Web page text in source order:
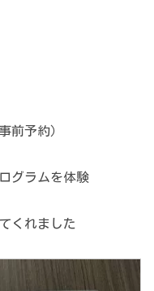
前予約）
グラムを体験
くれました